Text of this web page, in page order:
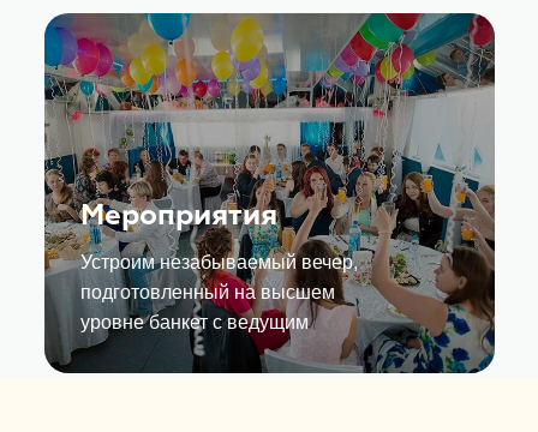
Мероприятия
Устроим незабываемый вечер,
подготовленный на высшем
уровне банкет с ведущим